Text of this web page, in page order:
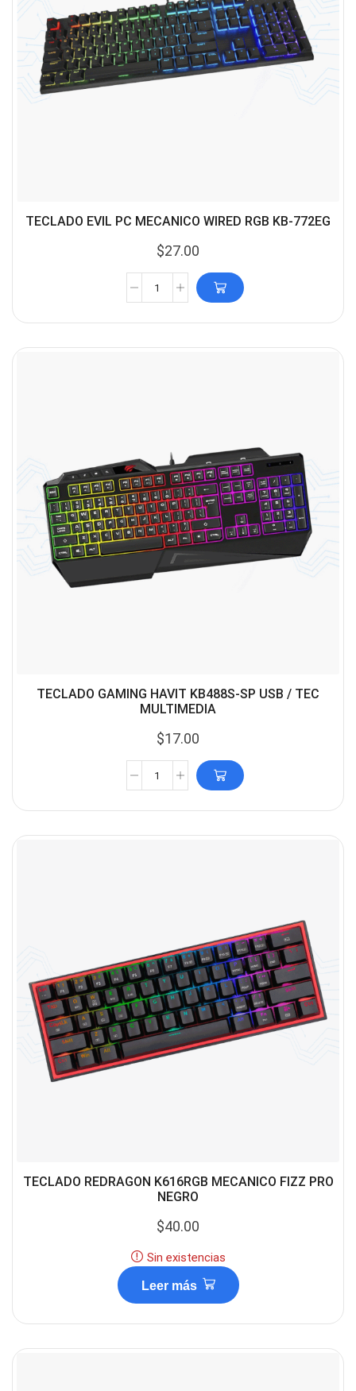
TECLADO EVIL PC MECANICO WIRED RGB KB-772EG
$27.00
TECLADO GAMING HAVIT KB488S-SP USB / TEC
MULTIMEDIA
$17.00
TECLADO REDRAGON K616RGB MECANICO FIZZ PRO
NEGRO
$40.00
Sin existencias
Leer más